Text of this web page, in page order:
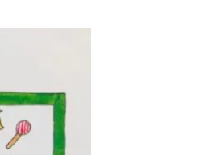
Tilføj
som
favorit